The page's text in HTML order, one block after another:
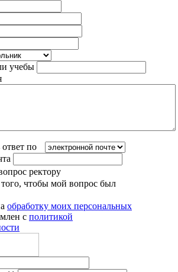
учебы
по
ректору
чтобы мой вопрос был
обработку моих персональных
с политикой